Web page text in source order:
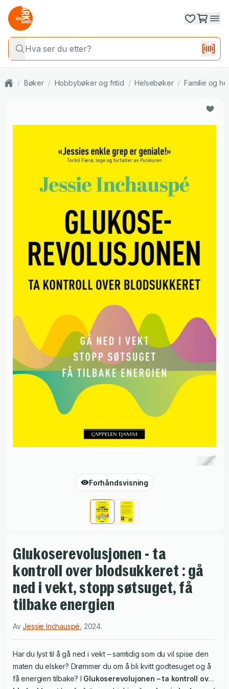
/ Bøker / Hobbybøker og fritid / Helsebøker / Familie og
Forhåndsvisning
Glukoserevolusjonen - ta
kontroll over blodsukkeret : gå
ned i vekt, stopp søtsuget, få
tilbake energien
AvJessie Inchauspé 2024.
Har du lyst til å gå ned i vekt – samtidig som du vil spise den
maten du elsker? Drømmer du om å bli kvitt godtesuget og å
få energien tilbake? I Glukoserevolujonen – ta kontroll over